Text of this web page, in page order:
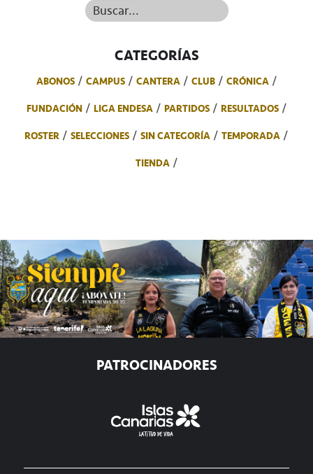
Buscar...
CATEGORÍAS
ABONOS CAMPUS CANTERA CLUB
CRÓNICA
FUNDACIÓN
LIGA ENDESA PARTIDOS
RESULTADOS
ROSTER
SELECCIONES SIN CATEGORÍA
TEMPORADA
TIENDA
PATROCINADORES